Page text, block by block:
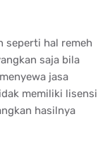
seperti hal remeh
saja bila
jasa
memiliki lisensi
hasilnya